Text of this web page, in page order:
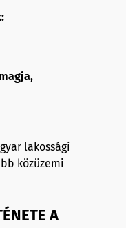
lakossági
közüzemi
A